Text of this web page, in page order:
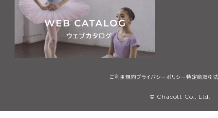
ご利用規約プライバシーポリシー 特定商取引
© Chacott Co., Ltd.